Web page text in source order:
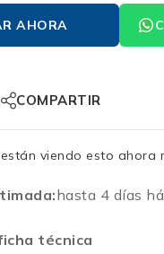
AHORA
COMPARTIR
viendo esto ahora
hasta 4 días
técnica